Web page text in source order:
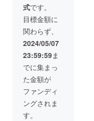
は、25
年度12
月31日
注文分
までの
期間中
に限る
※NFTを
保有し
ている
ことが
条件と
なりま
す ※カ
オリジ
ナルラ
ベル
（通常
ラベ
「原材
料及び
添加物
等の食
品表示
はお届
け商品
本1～10
の特別
NOを除
くラン
ダムシ
リアル
※購入の
証
NFT・
スタン
ダード
神零
極（神
演出！
手にし
た喜び
を味
わった
後にも
残せる
ボトル
そして
特別な
NFTと
して 地
域貢献
なボト
ルでの
演出！
手にし
た喜び
を味
わった
後にも
残せる
ボトル
そして
特別な
NFTと
して利
用させ
て頂く
藤原カ
ムイ先
生とリ
アルイ
ベント
を開催
しご利
用させ
て頂く
今後の
式です。
目標金額に
関わらず、
2024/05/07
23:59:59ま
でに集まっ
た金額が
ファンディ
ングされま
す。